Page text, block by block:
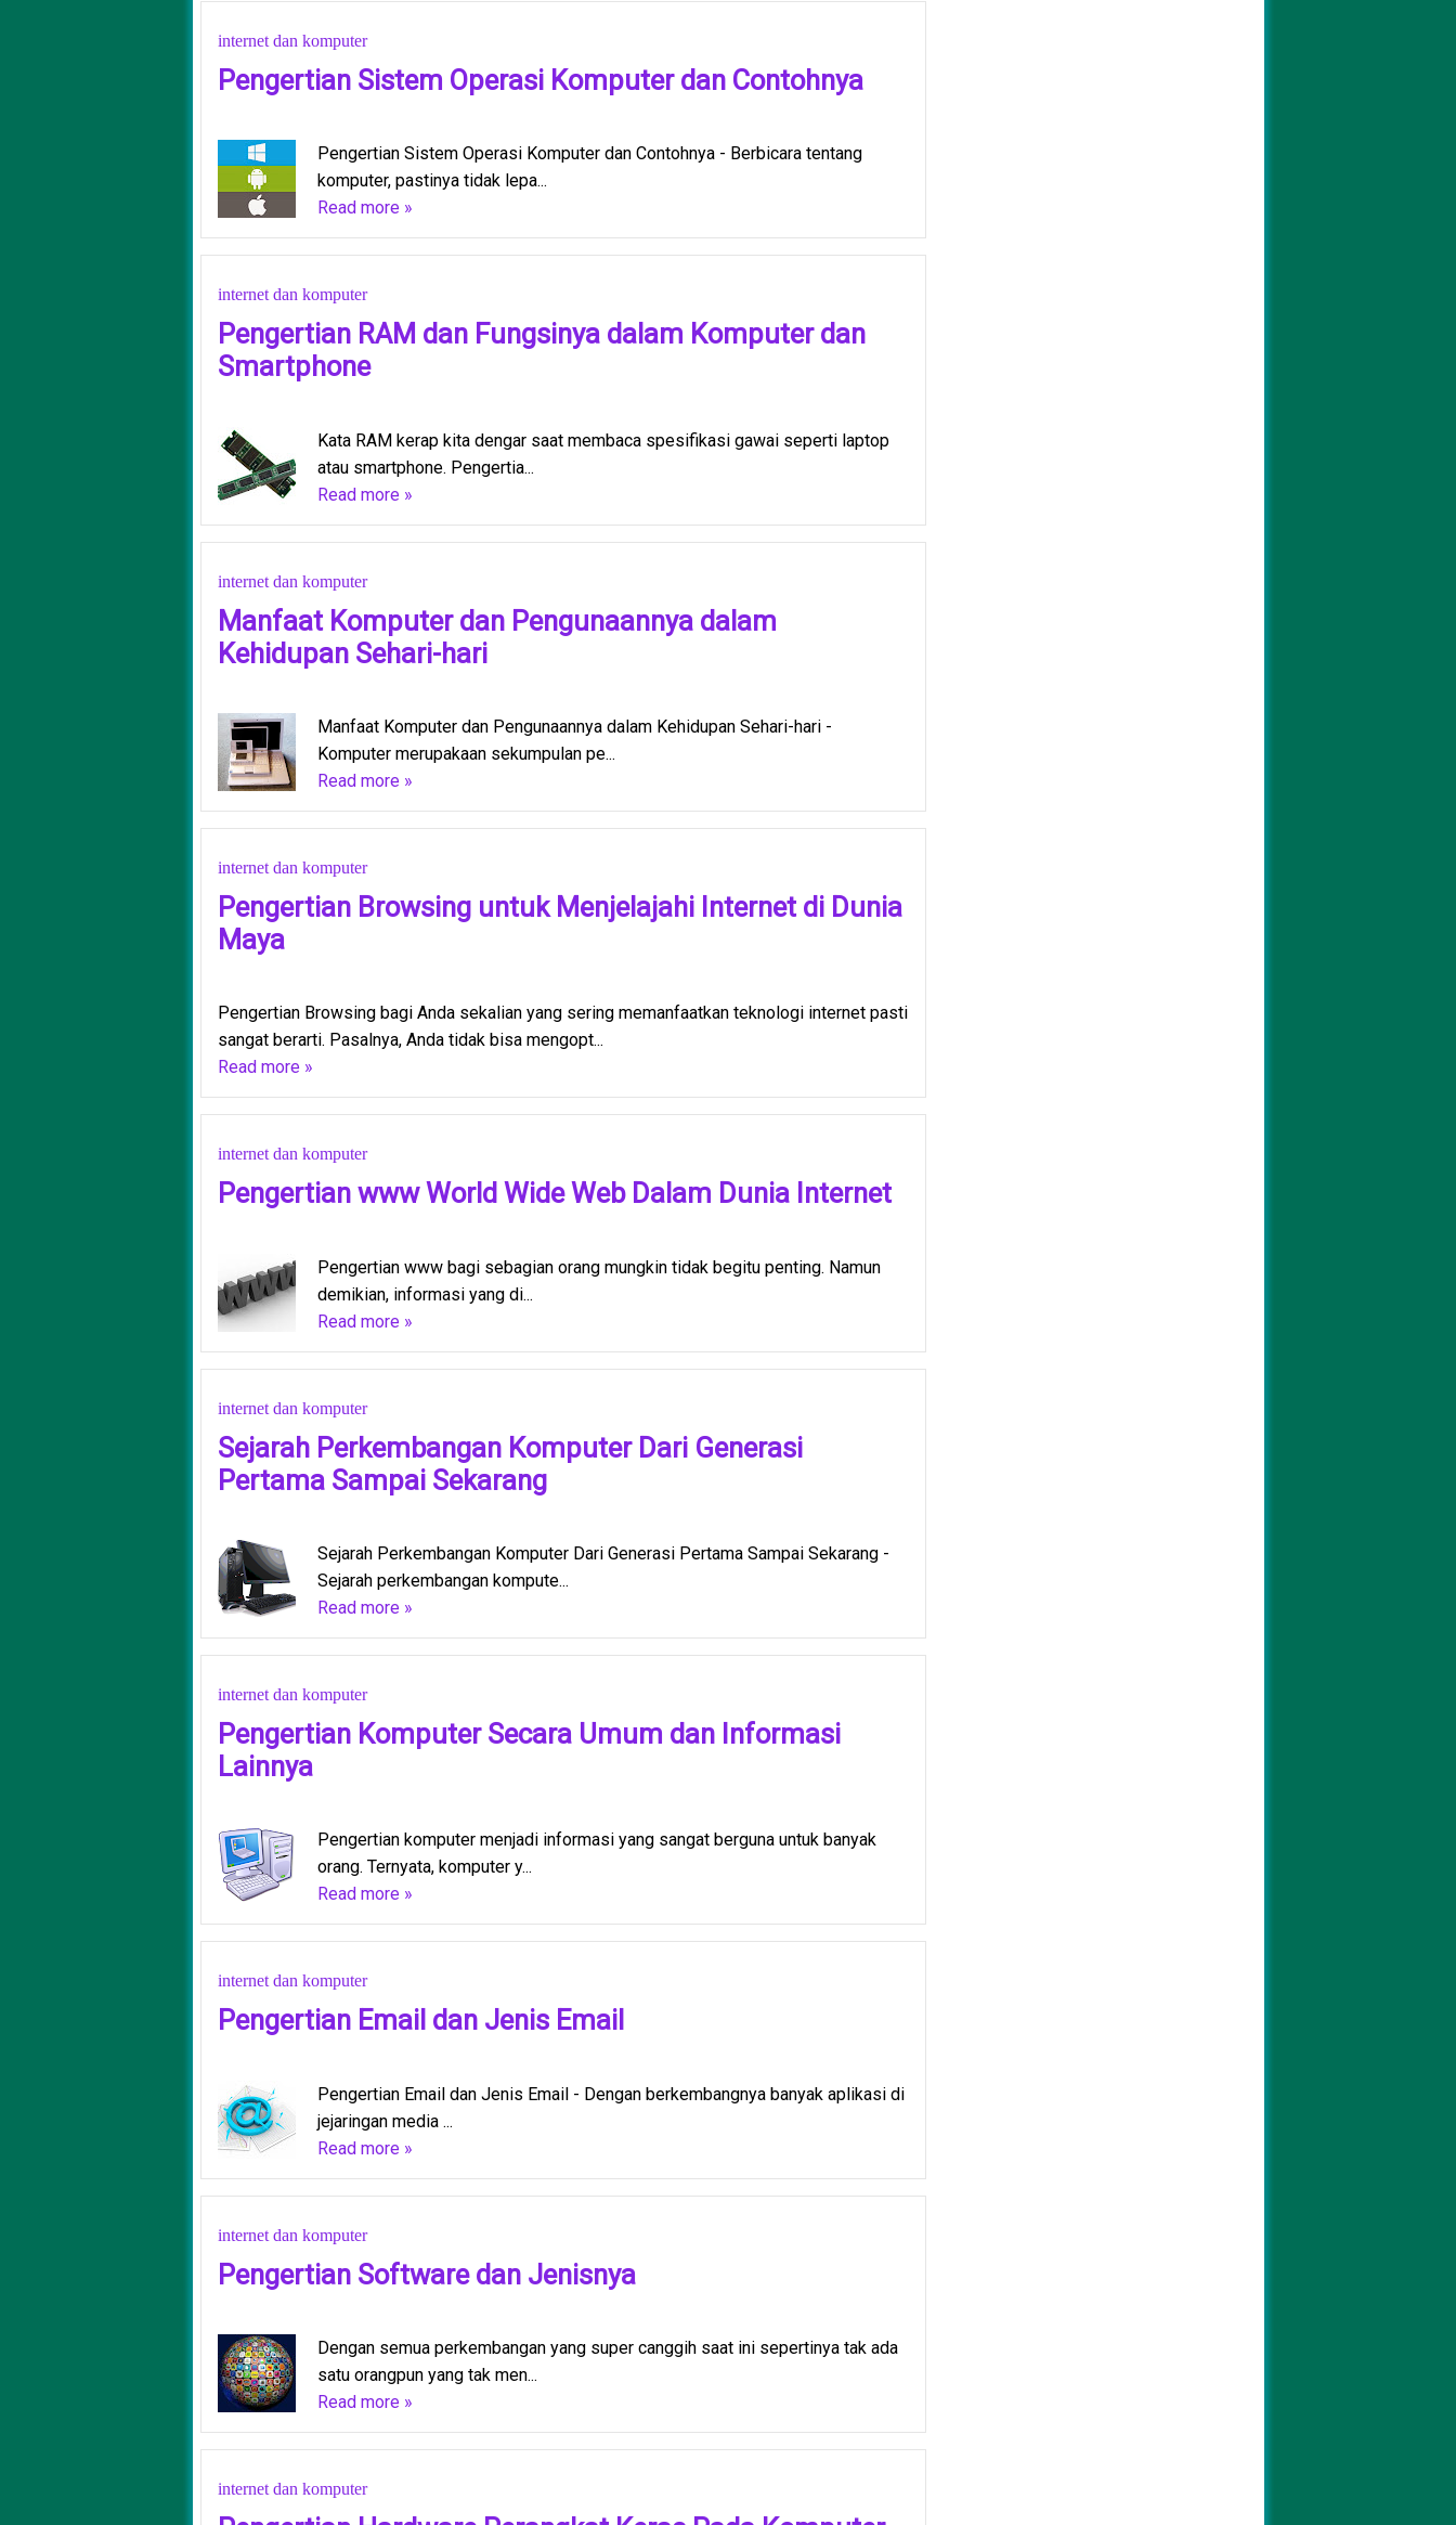
internet dan komputer
Pengertian Sistem Operasi Komputer dan Contohnya
Pengertian Sistem Operasi Komputer dan Contohnya - Berbicara tentang
komputer, pastinya tidak lepa...
Read more »
internet dan komputer
Pengertian RAM dan Fungsinya dalam Komputer dan
Smartphone
Kata RAM kerap kita dengar saat membaca spesifikasi gawai seperti laptop
atau smartphone. Pengertia...
Read more »
internet dan komputer
Manfaat Komputer dan Pengunaannya dalam
Kehidupan Sehari-hari
Manfaat Komputer dan Pengunaannya dalam Kehidupan Sehari-hari -
Komputer merupakaan sekumpulan pe...
Read more »
internet dan komputer
Pengertian Browsing untuk Menjelajahi Internet di Dunia
Maya
Pengertian Browsing bagi Anda sekalian yang sering memanfaatkan teknologi internet pasti
sangat berarti. Pasalnya, Anda tidak bisa mengopt...
Read more »
internet dan komputer
Pengertian www World Wide Web Dalam Dunia Internet
Pengertian www bagi sebagian orang mungkin tidak begitu penting. Namun
demikian, informasi yang di...
Read more »
internet dan komputer
Sejarah Perkembangan Komputer Dari Generasi
Pertama Sampai Sekarang
Sejarah Perkembangan Komputer Dari Generasi Pertama Sampai Sekarang -
Sejarah perkembangan kompute...
Read more »
internet dan komputer
Pengertian Komputer Secara Umum dan Informasi
Lainnya
Pengertian komputer menjadi informasi yang sangat berguna untuk banyak
orang. Ternyata, komputer y...
Read more »
internet dan komputer
Pengertian Email dan Jenis Email
Pengertian Email dan Jenis Email - Dengan berkembangnya banyak aplikasi di
jejaringan media ...
Read more »
internet dan komputer
Pengertian Software dan Jenisnya
Dengan semua perkembangan yang super canggih saat ini sepertinya tak ada
satu orangpun yang tak men...
Read more »
internet dan komputer